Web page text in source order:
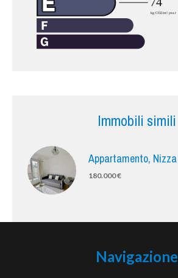
Immobili simili
Appartamento, Nizza
180.000 €
Navigazione